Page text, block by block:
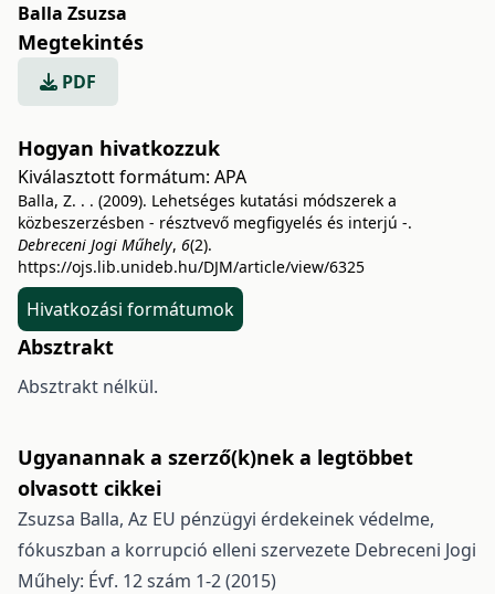
Balla Zsuzsa
Megtekintés
PDF
Hogyan hivatkozzuk
Kiválasztott formátum: APA
Balla, Z. . . (2009). Lehetséges kutatási módszerek a
közbeszerzésben - résztvevő megfigyelés és interjú -.
Debreceni Jogi Műhely, 6(2).
https://ojs.lib.unideb.hu/DJM/article/view/6325
Hivatkozási formátumok
Absztrakt
Absztrakt nélkül.
Ugyanannak a szerző(k)nek a legtöbbet
olvasott cikkei
Zsuzsa Balla, Az EU pénzügyi érdekeinek védelme,
fókuszban a korrupció elleni szervezete Debreceni Jogi
Műhely: Évf. 12 szám 1-2 (2015)